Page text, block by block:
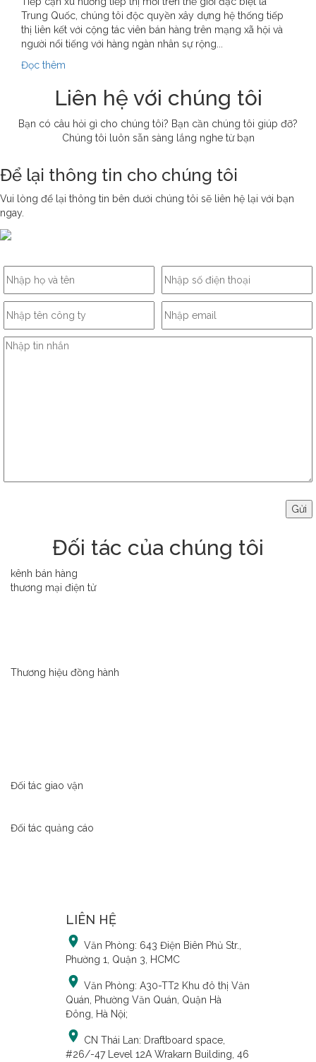
Trung Quốc, chúng tôi độc quyền xây dựng hệ thống tiếp
thị liên kết với cộng tác viên bán hàng trên mạng xã hội và
người nổi tiếng với hàng ngàn nhân sự rộng...
Đọc thêm
Liên hệ với chúng tôi
Bạn có câu hỏi gì cho chúng tôi? Bạn cần chúng tôi giúp đỡ?
Chúng tôi luôn sẵn sàng lắng nghe từ bạn
Để lại thông tin cho chúng tôi
Vui lòng để lại thông tin bên dưới chúng tôi sẽ liên hệ lại với bạn
ngay.
Đối tác của chúng tôi
kênh bán hàng
thương mại điện tử
Thương hiệu đồng hành
Đối tác giao vận
Đối tác quảng cáo
LIÊN HỆ
Văn Phòng: 643 Điện Biên Phủ Str.,
Phường 1, Quận 3, HCMC
Văn Phòng: A30-TT2 Khu đô thị Văn
Quán, Phường Văn Quán, Quận Hà
Đông, Hà Nội;
CN Thái Lan: Draftboard space,
#26/-47 Level 12A Wrakarn Building, 46